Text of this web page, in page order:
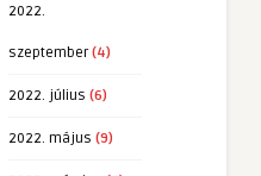
2022.
szeptember(4)
2022. július (6)
2022. május (9)